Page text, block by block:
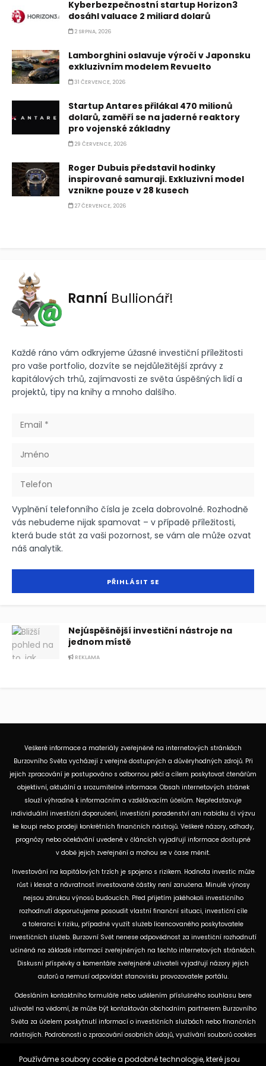
Kyberbezpečnostní startup Horizon3
dosáhl valuace 2 miliard dolarů
2 SRPNA, 2026
Lamborghini oslavuje výročí v Japonsku
exkluzivním modelem Revuelto
31 ČERVENCE, 2026
Startup Antares přilákal 470 milionů
dolarů, zaměří se na jaderné reaktory
pro vojenské základny
29 ČERVENCE, 2026
Roger Dubuis představil hodinky
inspirované samuraji. Exkluzivní model
vznikne pouze v 28 kusech
27 ČERVENCE, 2026
Ranní Bullionář!
Každé ráno vám odkryjeme úžasné investiční příležitosti
pro vaše portfolio, dozvíte se nejdůležitější zprávy z
kapitálových trhů, zajímavosti ze světa úspěšných lidí a
projektů, tipy na knihy a mnoho dalšího.
Vyplnění telefonního čísla je zcela dobrovolné. Rozhodně
vás nebudeme nijak spamovat – v případě příležitosti,
která bude stát za vaši pozornost, se vám ale může ozvat
náš analytik.
Nejúspěšnější investiční nástroje na
jednom místě
REKLAMA
Veškeré informace a materiály zveřejněné na internetových stránkách
Burzovního Světa vycházejí z veřejně dostupných a důvěryhodných zdrojů. Při
jejich zpracování je postupováno s odbornou péčí a cílem poskytovat čtenářům
objektivní, aktuální a srozumitelné informace. Obsah internetových stránek
slouží výhradně k informačním a vzdělávacím účelům. Nepředstavuje
individuální investiční doporučení, investiční poradenství ani nabídku či výzvu
ke koupi nebo prodeji konkrétních finančních nástrojů. Veškeré názory, odhady,
prognózy nebo očekávání uvedené v článcích vyjadřují informace dostupné
v době jejich zveřejnění a mohou se v čase měnit.
Investování na kapitálových trzích je spojeno s rizikem. Hodnota investic může
růst i klesat a návratnost investované částky není zaručena. Minulé výnosy
nejsou zárukou výnosů budoucích. Před přijetím jakéhokoli investičního
rozhodnutí doporučujeme posoudit vlastní finanční situaci, investiční cíle
a toleranci k riziku, případně využít služeb licencovaného poskytovatele
investičních služeb. Burzovní Svět nenese odpovědnost za investiční rozhodnutí
učiněná na základě informací zveřejněných na těchto internetových stránkách.
Diskusní příspěvky a komentáře zveřejněné uživateli vyjadřují názory jejich
autorů a nemusí odpovídat stanovisku provozovatele portálu.
Odesláním kontaktního formuláře nebo udělením příslušného souhlasu bere
uživatel na vědomí, že může být kontaktován obchodním partnerem Burzovního
Světa za účelem poskytnutí informací o investičních službách nebo finančních
nástrojích. Podrobnosti o zpracování osobních údajů, využívání souborů cookies
dostupných na těchto internetových stránkách. U jednotlivých článků mohou
Používáme soubory cookie a podobné technologie, které jsou